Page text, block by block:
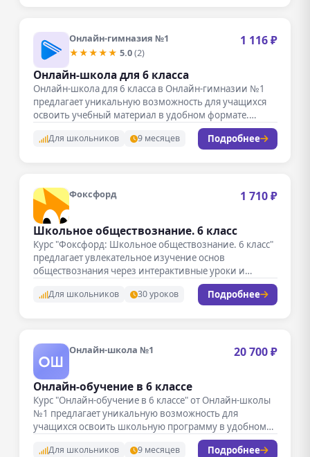
Онлайн-гимназия №1
★★★★★ 5.0(2)
1 116 ₽
Онлайн-школа для 6 класса
Онлайн-школа для 6 класса в Онлайн-гимназии №1
предлагает уникальную возможность для учащихся
освоить учебный материал в удобном формате.…
Для школьников 9 месяцев Подробнее
Фоксфорд 1 710 ₽
Школьное обществознание. 6 класс
Курс "Фоксфорд: Школьное обществознание. 6 класс"
предлагает увлекательное изучение основ
обществознания через интерактивные уроки и
Для школьников 30 уроков Подробнее
Онлайн-школа №1 20 700 ₽
Онлайн‑обучение в 6 классе
Курс "Онлайн-обучение в 6 классе" от Онлайн-школы
№1 предлагает уникальную возможность для
учащихся освоить школьную программу в удобном…
Для школьников 9 месяцев Подробнее